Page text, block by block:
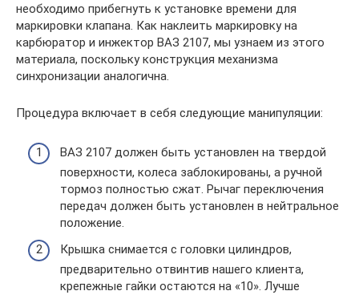
необходимо прибегнуть к установке времени для
маркировки клапана. Как наклеить маркировку на
карбюратор и инжектор ВАЗ 2107, мы узнаем из этого
материала, поскольку конструкция механизма
синхронизации аналогична.
Процедура включает в себя следующие манипуляции:
ВАЗ 2107 должен быть установлен на твердой
поверхности, колеса заблокированы, а ручной
тормоз полностью сжат. Рычаг переключения
передач должен быть установлен в нейтральное
положение.
Крышка снимается с головки цилиндров,
предварительно отвинтив нашего клиента,
крепежные гайки остаются на «10». Лучше